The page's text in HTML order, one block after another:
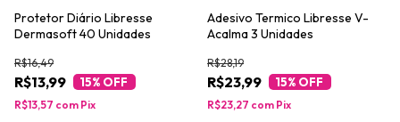
Protetor Diário Libresse
Dermasoft 40 Unidades
R$13,99
R$16,49
15% OFF
R$13,57 com Pix
Adesivo Termico Libresse V-
Acalma 3 Unidades
R$23,99
R$28,19
15% OFF
R$23,27 com Pix